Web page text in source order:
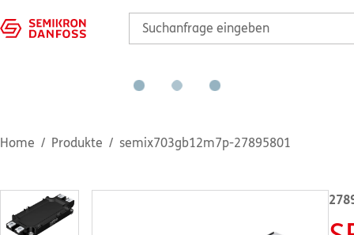
Home Produkte semix703gb12m7p-27895801